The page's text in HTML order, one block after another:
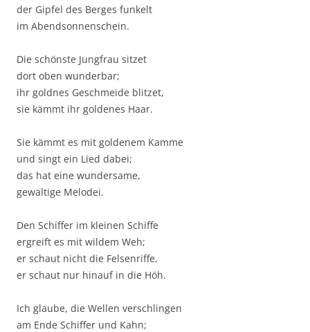
der Gipfel des Berges funkelt
im Abendsonnenschein.
Die schönste Jungfrau sitzet
dort oben wunderbar;
ihr goldnes Geschmeide blitzet,
sie kämmt ihr goldenes Haar.
Sie kämmt es mit goldenem Kamme
und singt ein Lied dabei;
das hat eine wundersame,
gewaltige Melodei.
Den Schiffer im kleinen Schiffe
ergreift es mit wildem Weh;
er schaut nicht die Felsenriffe,
er schaut nur hinauf in die Höh.
Ich glaube, die Wellen verschlingen
am Ende Schiffer und Kahn;